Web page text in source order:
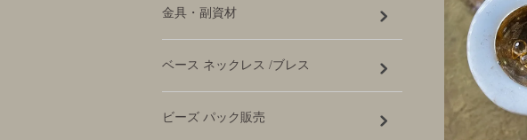
金具・副資材
ベース ネックレス /ブレス
ビーズ パック販売